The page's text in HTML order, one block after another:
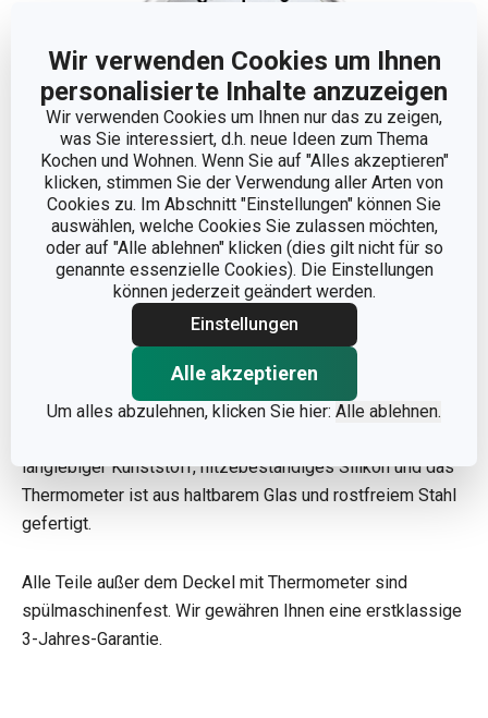
Wir verwenden Cookies um Ihnen
personalisierte Inhalte anzuzeigen
Wir verwenden Cookies um Ihnen nur das zu zeigen,
was Sie interessiert, d.h. neue Ideen zum Thema
Kochen und Wohnen. Wenn Sie auf "Alles akzeptieren"
klicken, stimmen Sie der Verwendung aller Arten von
Cookies zu. Im Abschnitt "Einstellungen" können Sie
auswählen, welche Cookies Sie zulassen möchten,
oder auf "Alle ablehnen" klicken (dies gilt nicht für so
genannte essenzielle Cookies). Die Einstellungen
können jederzeit geändert werden.
Einstellungen
Alle akzeptieren
Um alles abzulehnen, klicken Sie hier: Alle ablehnen.
Die optimale Temperatur zum Einmachenzwischen 80
und 90 °Cist auf dem Thermometer mit einem grünen
Strich deutlich markiert.
Einmachaufsatz mit Deckel und
Thermometer
langlebiger Kunststoff, hitzebeständiges Silikon und das
Thermometer ist aus haltbarem Glas und rostfreiem Stahl
gefertigt.
Alle Teile außer dem Deckel mit Thermometer sind
spülmaschinenfest. Wir gewähren Ihnen eine erstklassige
3-Jahres-Garantie.